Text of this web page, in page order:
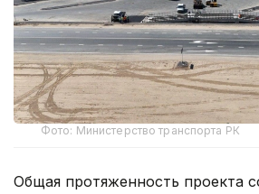
Фото: Министерство транспорта РК
Общая протяженность проекта